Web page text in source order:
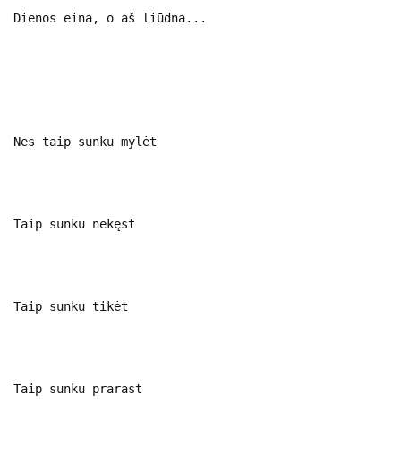
Dienos eina, o aš liūdna...
Nes taip sunku mylėt
Taip sunku nekęst
Taip sunku tikėt
Taip sunku prarast